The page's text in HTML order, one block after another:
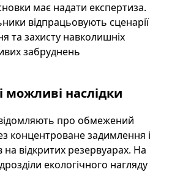
має надати експертиза.
відпрацьовують сценарії
та захисту навколишніх
забруднень
можливі наслідки
про обмежений
концентроване задимлення і
на відкритих резервуарах. На
екологічного нагляду